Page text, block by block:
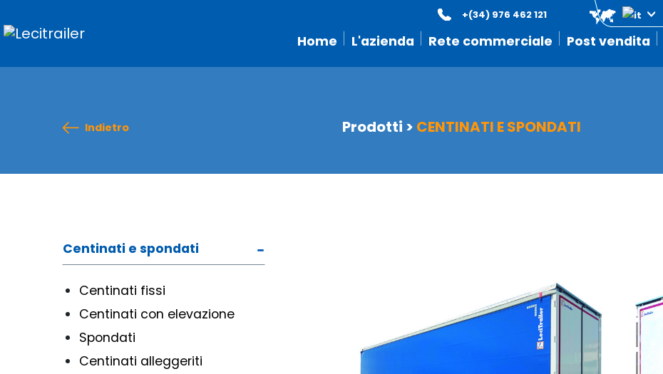
Home L'azienda Rete commerciale Post vendita
+(34) 976 462 121
Indietro Prodotti > CENTINATI E SPONDATI
Centinati e spondati
Centinati fissi
Centinati con elevazione
Spondati
Centinati alleggeriti